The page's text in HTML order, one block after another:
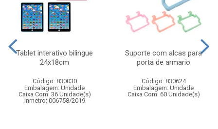
Tablet interativo bilingue
24x18cm
Código: 830030
Embalagem: Unidade
Caixa Com: 36 Unidade(s)
Inmetro: 006758/2019
Suporte com alcas para
porta de armario
Código: 830624
Embalagem: Unidade
Caixa Com: 60 Unidade(s)